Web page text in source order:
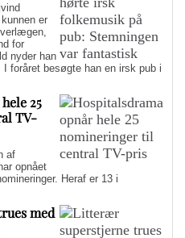
er
for
nyder han
foråret besøgte han en irsk pub i
25
TV-
af
opnået
Heraf er 13 i
med